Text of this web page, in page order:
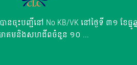
នចុះបញ្ជីនៅ No KB/VK នៅថ្ងៃទី ៣១ ខ
ាគមនិងសហជីពចំនួន ១០ ...